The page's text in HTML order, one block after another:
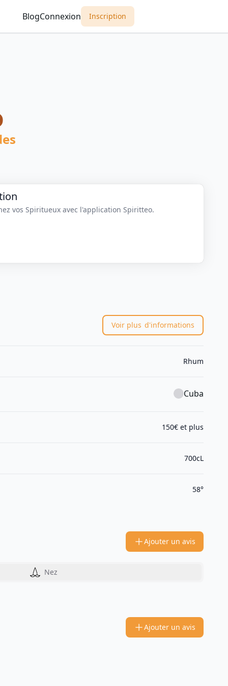
BlogConnexion Inscription
vos Spiritueux avec l'application Spiritteo.
Voir plus d'informations
Rhum
Cuba
150€ et plus
700cL
58°
Ajouter un avis
Nez
Ajouter un avis